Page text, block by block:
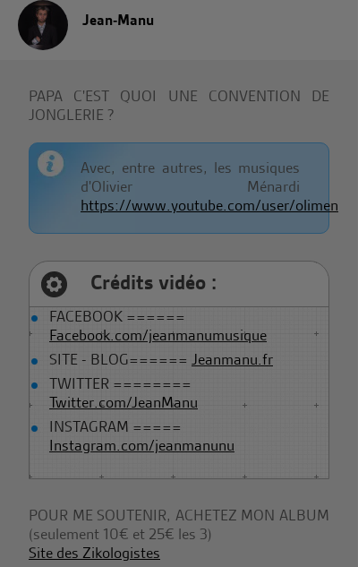
Jean-Manu
PAPA C'EST QUOI UNE CONVENTION DE
JONGLERIE ?
Avec, entre autres, les musiques
d'Olivier Ménardi
https://www.youtube.com/user/olimenardi
Crédits vidéo :
FACEBOOK ======
Facebook.com/jeanmanumusique
SITE - BLOG====== Jeanmanu.fr
TWITTER ========
Twitter.com/JeanManu
INSTAGRAM =====
Instagram.com/jeanmanunu
POUR ME SOUTENIR, ACHETEZ MON ALBUM
(seulement 10€ et 25€ les 3)
Site des Zikologistes